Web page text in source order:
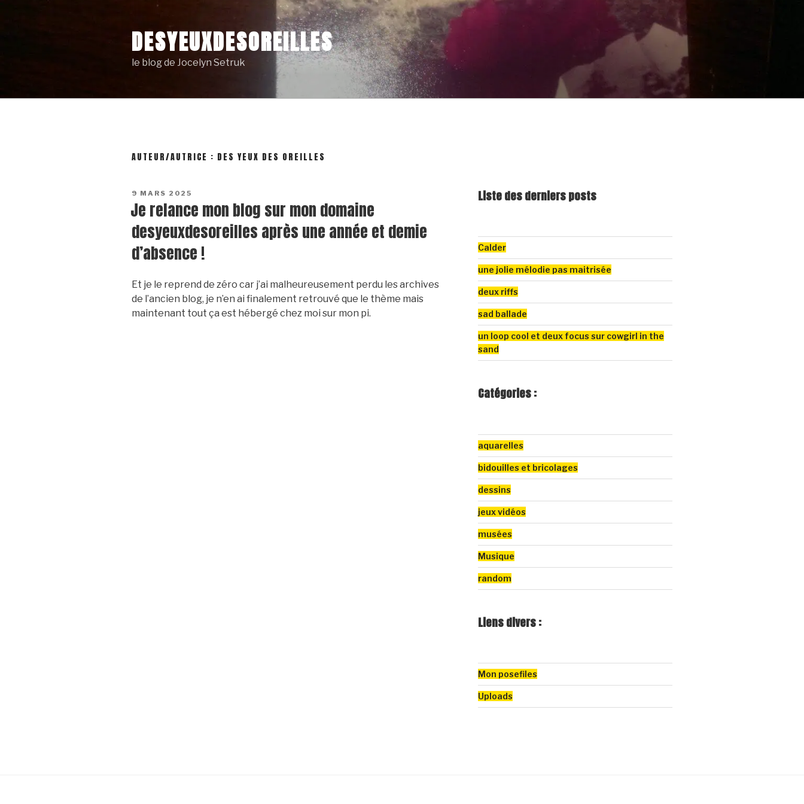
DESYEUXDESOREILLES
le blog de Jocelyn Setruk
AUTEUR/AUTRICE : DES YEUX DES OREILLES
POSTED
ON
9 MARS 2025
Je relance mon blog sur mon domaine
desyeuxdesoreilles après une année et demie
d’absence !
Et je le reprend de zéro car j’ai malheureusement perdu les archives
de l’ancien blog, je n’en ai finalement retrouvé que le thème mais
maintenant tout ça est hébergé chez moi sur mon pi.
Liste des derniers posts
Calder
une jolie mélodie pas maitrisée
deux riffs
sad ballade
un loop cool et deux focus sur cowgirl in the
sand
Catégories :
aquarelles
bidouilles et bricolages
dessins
jeux vidéos
musées
Musique
random
Liens divers :
Mon posefiles
Uploads